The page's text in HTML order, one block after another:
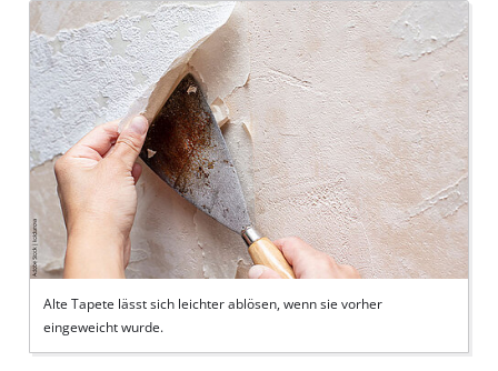
Alte Tapete lässt sich leichter ablösen, wenn sie vorher
eingeweicht wurde.